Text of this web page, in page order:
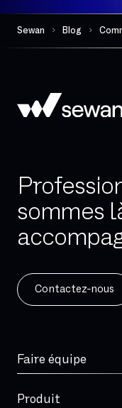
Sewan Blog
sommes
Contactez-nous
Faire équipe
Produit